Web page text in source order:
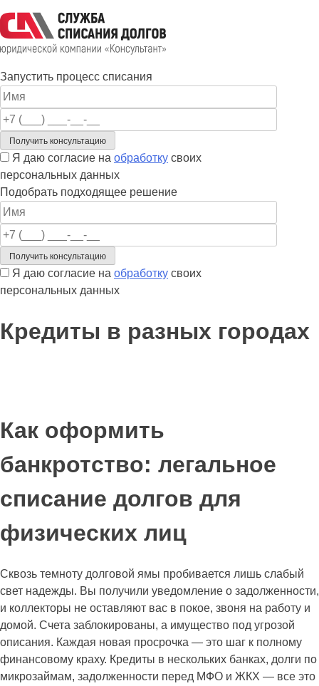
to
content
Запустить процесс списания
Я даю согласие на обработку своих
персональных данных
Подобрать подходящее решение
Я даю согласие на обработку своих
персональных данных
Кредиты в разных городах
Как оформить
банкротство: легальное
списание долгов для
физических лиц
Сквозь темноту долговой ямы пробивается лишь слабый
свет надежды. Вы получили уведомление о задолженности,
и коллекторы не оставляют вас в покое, звоня на работу и
домой. Счета заблокированы, а имущество под угрозой
описания. Каждая новая просрочка — это шаг к полному
финансовому краху. Кредиты в нескольких банках, долги по
микрозаймам, задолженности перед МФО и ЖКХ — все это